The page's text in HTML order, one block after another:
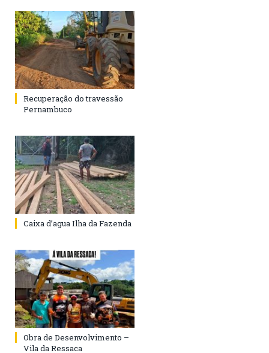
Recuperação do travessão
Pernambuco
Caixa d’agua Ilha da Fazenda
Obra de Desenvolvimento –
Vila da Ressaca